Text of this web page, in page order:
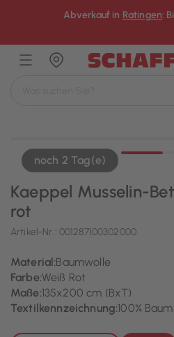
Abverkauf in Ratingen:
noch 2 Tag(e)
Kaeppel Musselin-
rot
Artikel-Nr.: 001287100302000
Material:Baumwolle
Farbe:Weiß Rot
Maße:135x200 cm (BxT)
Textilkennzeichnung:100%